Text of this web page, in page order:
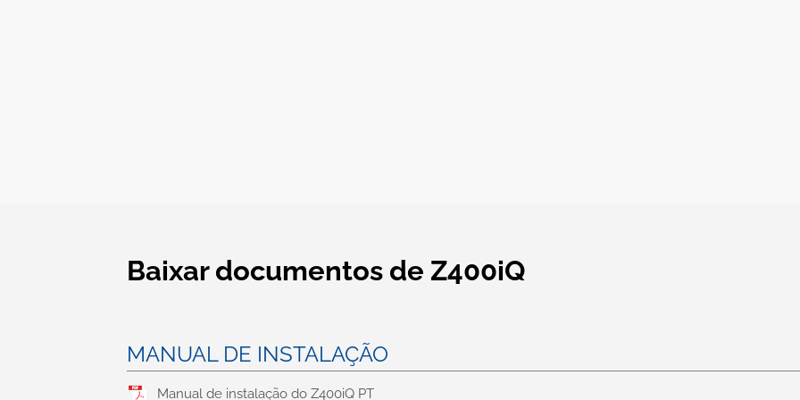
Baixar documentos de Z400iQ
MANUAL DE INSTALAÇÃO
Manual de instalação do Z400iQ PT